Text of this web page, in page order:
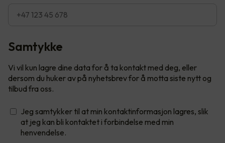
Samtykke
Vi vil kun lagre dine data for å ta kontakt med deg, eller
dersom du huker av på nyhetsbrev for å motta siste nytt og
tilbud fra oss.
Jeg samtykker til at min kontaktinformasjon lagres, slik
at jeg kan bli kontaktet i forbindelse med min
henvendelse.